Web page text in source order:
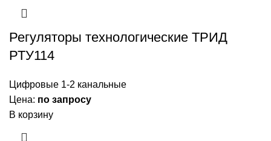
Регуляторы технологические ТРИД
РТУ114
Цифровые 1-2 канальные
Цена: по запросу
В корзину